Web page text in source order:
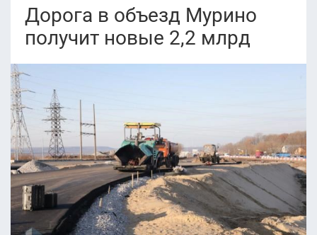
Дорога в объезд Мурино
получит новые 2,2 млрд